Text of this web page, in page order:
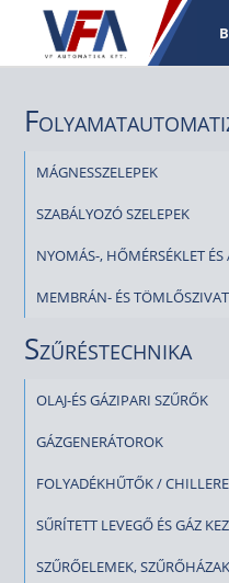
MÁGNESSZELEPEK
SZABÁLYOZÓ SZELEPEK
NYOMÁS-, HŐMÉRSÉKLET
MEMBRÁN- ÉS
Szűréstechnika
OLAJ-ÉS GÁZIPARI SZŰRŐK
GÁZGENERÁTOROK
FOLYADÉKHŰTŐK /
SŰRÍTETT LEVEGŐ ÉS GÁZ
SZŰRŐELEMEK, SZŰRŐHÁZAK